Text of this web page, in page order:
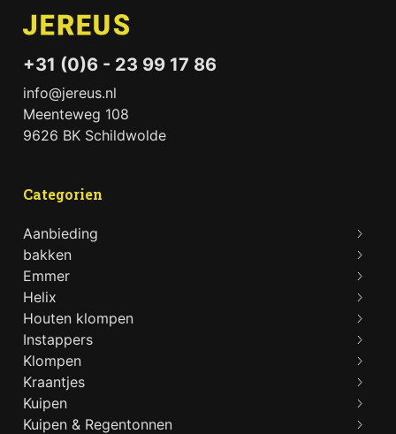
+31 (0)6 - 23 99 17 86
info@jereus.nl
Meenteweg 108
9626 BK Schildwolde
Categorien
Aanbieding
bakken
Emmer
Helix
Houten klompen
Instappers
Klompen
Kraantjes
Kuipen
Kuipen & Regentonnen